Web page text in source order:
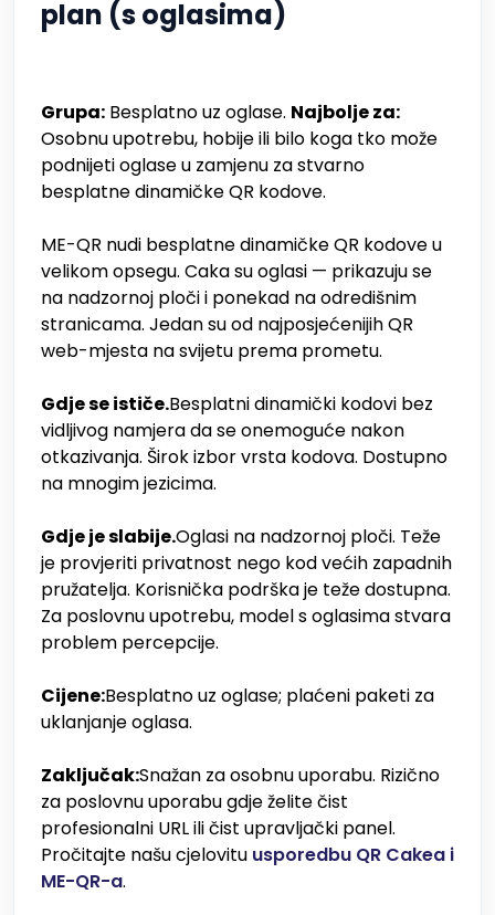
plan (s oglasima)
Grupa: Besplatno uz oglase. Najbolje za:
Osobnu upotrebu, hobije ili bilo koga tko može
podnijeti oglase u zamjenu za stvarno
besplatne dinamičke QR kodove.
ME-QR nudi besplatne dinamičke QR kodove u
velikom opsegu. Caka su oglasi — prikazuju se
na nadzornoj ploči i ponekad na odredišnim
stranicama. Jedan su od najposjećenijih QR
web-mjesta na svijetu prema prometu.
Gdje se ističe.Besplatni dinamički kodovi bez
vidljivog namjera da se onemoguće nakon
otkazivanja. Širok izbor vrsta kodova. Dostupno
na mnogim jezicima.
Gdje je slabije.Oglasi na nadzornoj ploči. Teže
je provjeriti privatnost nego kod većih zapadnih
pružatelja. Korisnička podrška je teže dostupna.
Za poslovnu upotrebu, model s oglasima stvara
problem percepcije.
Cijene:Besplatno uz oglase; plaćeni paketi za
uklanjanje oglasa.
Zaključak:Snažan za osobnu uporabu. Rizično
za poslovnu uporabu gdje želite čist
profesionalni URL ili čist upravljački panel.
Pročitajte našu cjelovitu usporedbu QR Cakea i
ME-QR-a.